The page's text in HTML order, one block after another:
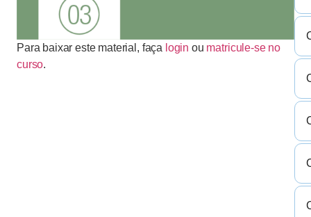
Para baixar este material, faça login ou matricule-se no
curso.